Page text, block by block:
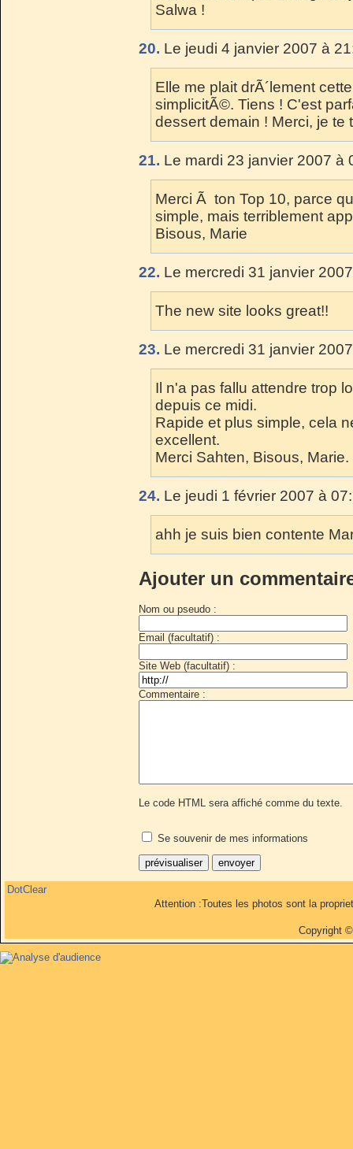
Salwa !
20. Le jeudi 4 janvier 2007 à
Elle me plait drÃ´lement
simplicitÃ©. Tiens ! C'est
dessert demain ! Merci, je te
21. Le mardi 23 janvier 2007 à
Merci Ã ton Top 10, parce
simple, mais terriblement
Bisous, Marie
22. Le mercredi 31 janvier
The new site looks great!!
23. Le mercredi 31 janvier
Il n'a pas fallu attendre trop
depuis ce midi.
Rapide et plus simple, cela
excellent.
Merci Sahten, Bisous, Marie.
24. Le jeudi 1 février 2007 à
ahh je suis bien contente
Ajouter un
Nom ou pseudo :
Email (facultatif) :
Site Web (facultatif) :
Commentaire :
Le code HTML sera affiché comme du texte.
Se souvenir de mes informations
DotClear
Attention :Toutes les photos sont la
Copyright